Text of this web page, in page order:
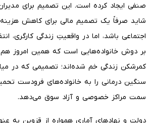
صنفی ایجاد کرده است. این تصمیم برای مدیران
شاید صرفاً یک تصمیم مالی برای کاهش
اجتماعی باشد، اما در واقعیتِ زندگی کارگری،
بر دوش خانواده‌هایی است که همین امروز هم
کمرشکن زندگی خم شده‌اند؛ تصمیمی که در
سنگین درمانی را به خانواده‌های فرودست
سمت مراکز خصوصی و آزاد سوق می‌دهد.
دولت و نهادهای آماری همواره از قزوین به